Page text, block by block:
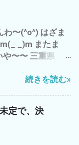
年後 いや、孫
そ〜 単純に結
切れる ものな
て？ 今のところ
い(*´ω｀*) その
、 ０ゼロ 最低
で、 自然農っ
にある 仕事？＝
のコレクショ
夏バテぎみ(*´ω
ぶ飲み(*´ω｀*)
この夏を 乗り切
〜(^o^) はざま
_)m またま
や〜〜 三重県
頼の草刈り&自分
刈り デカ(*´ω
ニ ブラックズ
続きを読む»
定で、決